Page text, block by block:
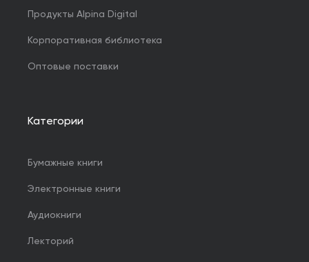
Продукты Alpina Digital
Корпоративная библиотека
Оптовые поставки
Категории
Бумажные книги
Электронные книги
Аудиокниги
Лекторий